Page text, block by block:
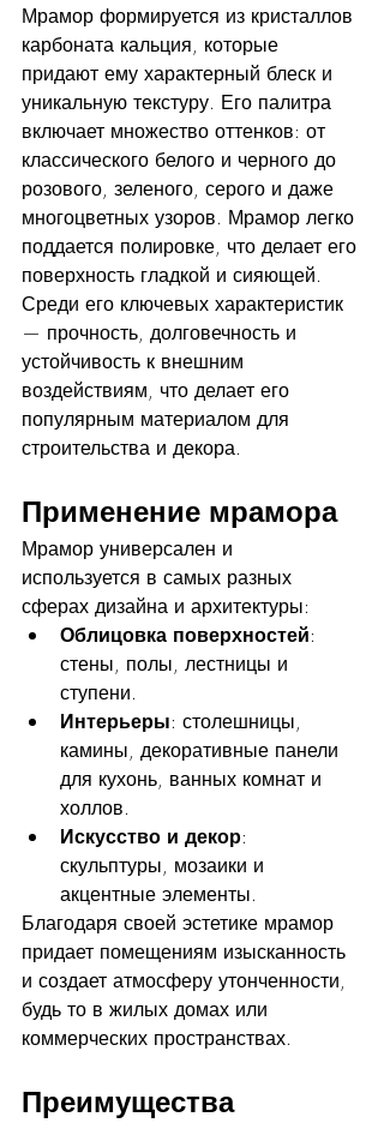
Мрамор формируется из кристаллов
карбоната кальция, которые
придают ему характерный блеск и
уникальную текстуру. Его палитра
включает множество оттенков: от
классического белого и черного до
розового, зеленого, серого и даже
многоцветных узоров. Мрамор легко
поддается полировке, что делает его
поверхность гладкой и сияющей.
Среди его ключевых характеристик
— прочность, долговечность и
устойчивость к внешним
воздействиям, что делает его
популярным материалом для
строительства и декора.
Применение мрамора
Мрамор универсален и
используется в самых разных
сферах дизайна и архитектуры:
Облицовка поверхностей:
стены, полы, лестницы и
ступени.
Интерьеры: столешницы,
камины, декоративные панели
для кухонь, ванных комнат и
холлов.
Искусство и декор:
скульптуры, мозаики и
акцентные элементы.
Благодаря своей эстетике мрамор
придает помещениям изысканность
и создает атмосферу утонченности,
будь то в жилых домах или
коммерческих пространствах.
Преимущества